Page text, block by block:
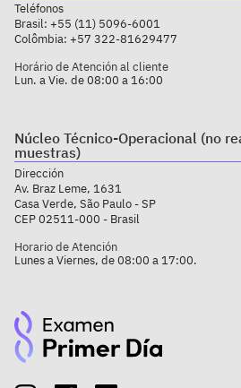
Horário de Atención al cliente
Lun. a Vie. de 08:00 a 16:00
Teléfonos
Brasil: +55 (11) 5096-6001
Colômbia: +57 322-81629477
Núcleo Técnico-Operacional (no
muestras)
Dirección
Av. Braz Leme, 1631
Casa Verde, São Paulo - SP
CEP 02511-000 - Brasil
Horario de Atención
Lunes a Viernes, de 08:00 a 17:00.